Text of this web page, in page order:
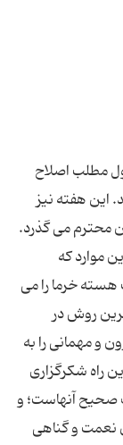
مطلب اصلاح
این هفته نیز
محترم می گذرد.
موارد كه
خرما را می
روش در
و مهمانی را به
راه شكرگزاری
صحیح آنهاست؛ و
نعمت و گناهی